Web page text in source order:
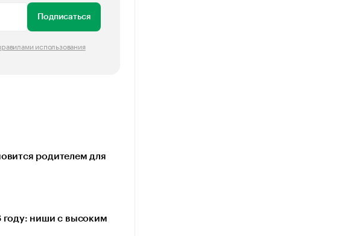
Подписаться
использования
родителем для
году: ниши с высоким